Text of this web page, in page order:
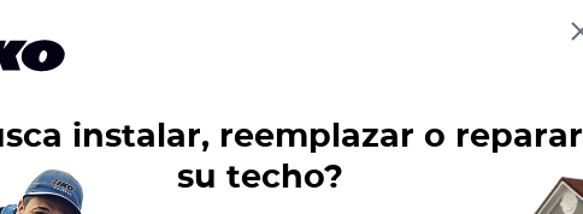
de casas
instalar, reemplazar o reparar
su techo?